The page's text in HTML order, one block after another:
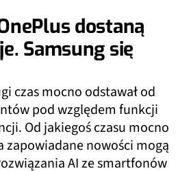
dostaną
Samsung się
czas mocno odstawał od
pod względem funkcji
Od jakiegoś czasu mocno
zapowiadane nowości mogą
AI ze smartfonów